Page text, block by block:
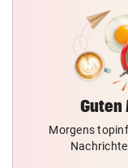
Guten
Morgens